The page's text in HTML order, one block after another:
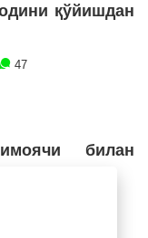
қўйишдан
47
билан